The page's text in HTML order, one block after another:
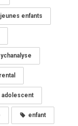
jeunes enfants
adolescent
enfant